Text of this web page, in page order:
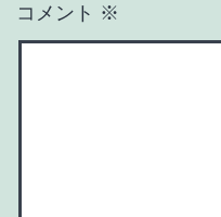
コメント ※